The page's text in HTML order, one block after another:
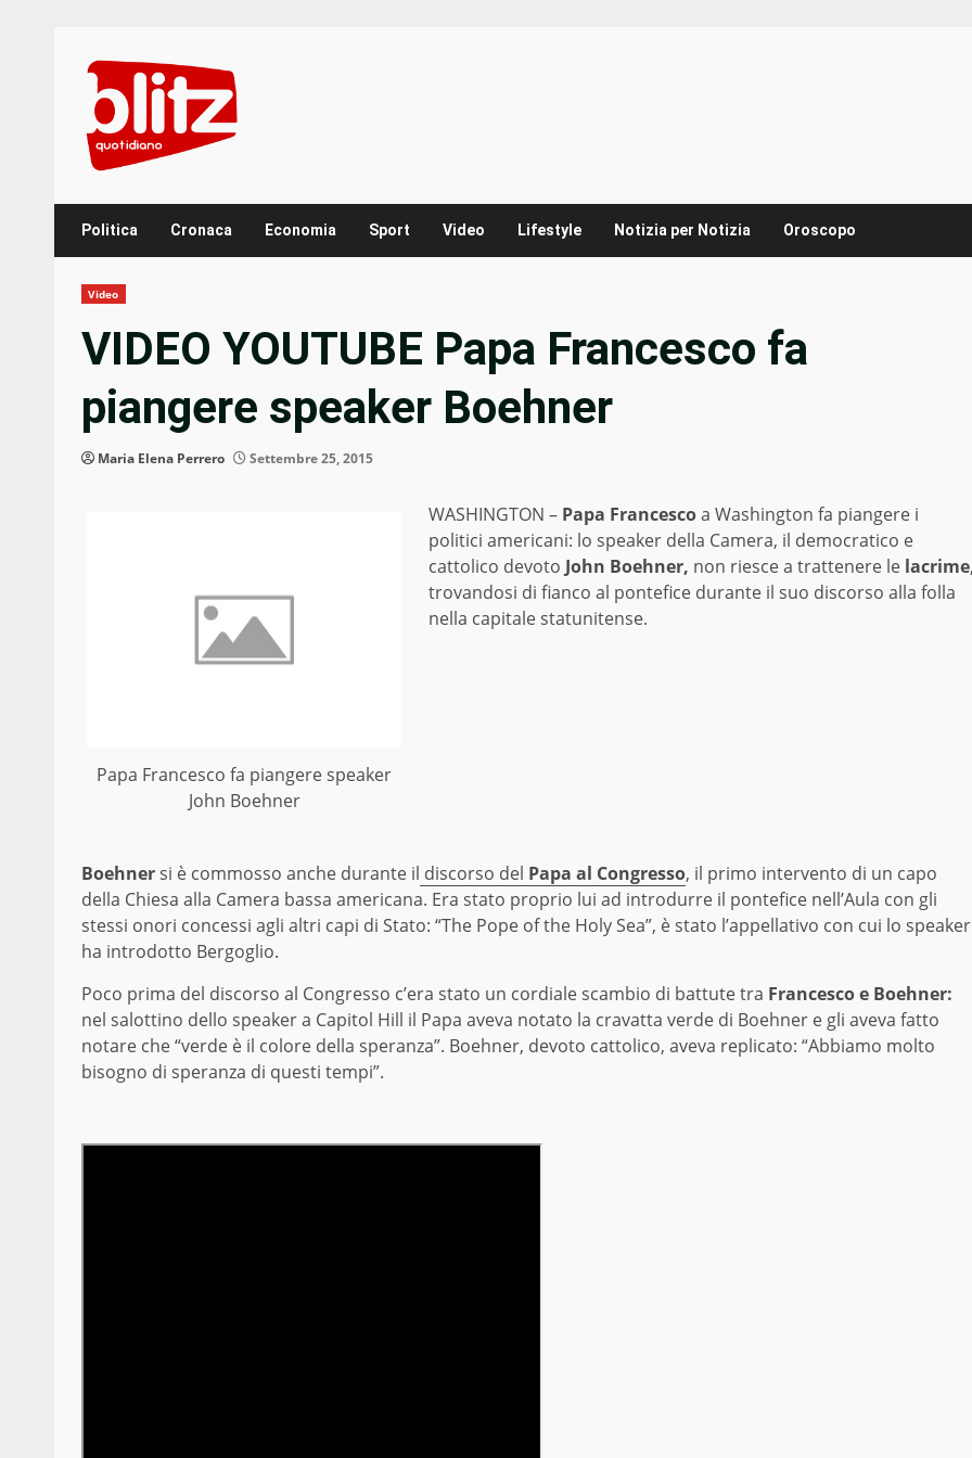
content
Politica Cronaca Economia Sport Video Lifestyle Notizia per Notizia Oroscopo
Video
VIDEO YOUTUBE Papa Francesco fa
piangere speaker Boehner
Maria Elena Perrero Settembre 25, 2015
Papa Francesco fa piangere speaker
John Boehner
WASHINGTON – Papa Francescoa Washington fa piangere i
politici americani: lo speaker della Camera, il democratico e
cattolico devoto John Boehner, non riesce a trattenere le lacrime
trovandosi di fianco al pontefice durante il suo discorso alla folla
nella capitale statunitense.
Boehnersi è commosso anche durante il discorso del Papa al Congresso, il primo intervento di un capo
della Chiesa alla Camera bassa americana. Era stato proprio lui ad introdurre il pontefice nell’Aula con gli
stessi onori concessi agli altri capi di Stato: “The Pope of the Holy Sea”, è stato l’appellativo con cui lo speaker
ha introdotto Bergoglio.
Poco prima del discorso al Congresso c’era stato un cordiale scambio di battute tra Francesco e Boehner:
nel salottino dello speaker a Capitol Hill il Papa aveva notato la cravatta verde di Boehner e gli aveva fatto
notare che “verde è il colore della speranza”. Boehner, devoto cattolico, aveva replicato: “Abbiamo molto
bisogno di speranza di questi tempi”.